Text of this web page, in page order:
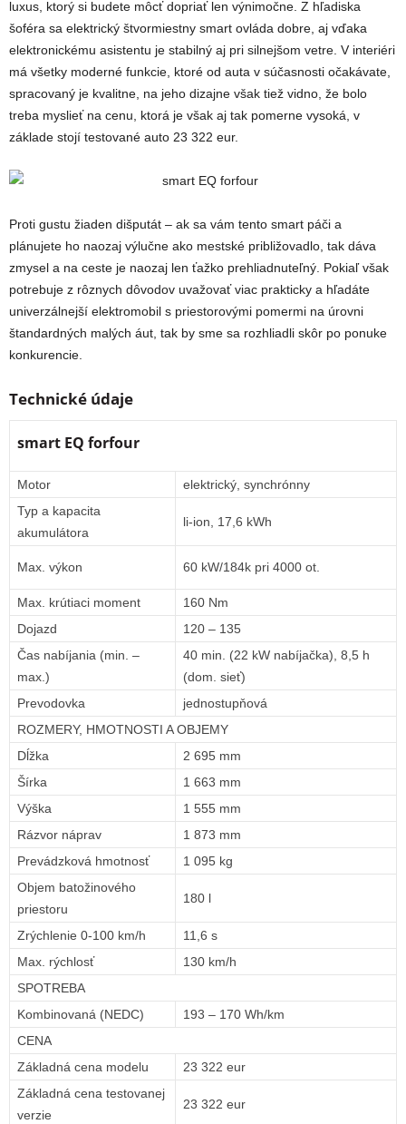
luxus, ktorý si budete môcť dopriať len výnimočne. Z hľadiska
šoféra sa elektrický štvormiestny smart ovláda dobre, aj vďaka
elektronickému asistentu je stabilný aj pri silnejšom vetre. V interiéri
má všetky moderné funkcie, ktoré od auta v súčasnosti očakávate,
spracovaný je kvalitne, na jeho dizajne však tiež vidno, že bolo
treba myslieť na cenu, ktorá je však aj tak pomerne vysoká, v
základe stojí testované auto 23 322 eur.
Proti gustu žiaden dišputát – ak sa vám tento smart páči a
plánujete ho naozaj výlučne ako mestské približovadlo, tak dáva
zmysel a na ceste je naozaj len ťažko prehliadnuteľný. Pokiaľ však
potrebuje z rôznych dôvodov uvažovať viac prakticky a hľadáte
univerzálnejší elektromobil s priestorovými pomermi na úrovni
štandardných malých áut, tak by sme sa rozhliadli skôr po ponuke
konkurencie.
Technické údaje
smart EQ forfour
Motor
elektrický, synchrónny
Typ a kapacita
akumulátora
li-ion, 17,6 kWh
Max. výkon 60 kW/184k pri 4000 ot.
Max. krútiaci moment
160 Nm
Dojazd
120 – 135
Čas nabíjania (min. –
max.)
40 min. (22 kW nabíjačka), 8,5 h
(dom. sieť)
Prevodovka
jednostupňová
ROZMERY, HMOTNOSTI A OBJEMY
Dĺžka
2 695 mm
Šírka
1 663 mm
Výška
1 555 mm
Rázvor náprav
1 873 mm
Prevádzková hmotnosť
1 095 kg
Objem batožinového
priestoru
180 l
Zrýchlenie 0-100 km/h
11,6 s
Max. rýchlosť
130 km/h
SPOTREBA
Kombinovaná (NEDC)
193 – 170 Wh/km
CENA
Základná cena modelu
23 322 eur
Základná cena testovanej
verzie
23 322 eur